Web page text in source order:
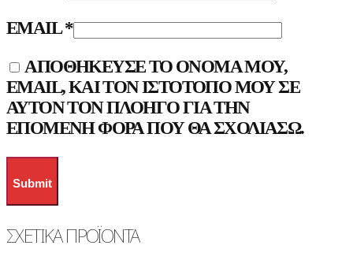
EMAIL*
ΑΠΟΘΉΚΕΥΣΕ ΤΟ ΌΝΟΜΆ ΜΟΥ,
EMAIL, ΚΑΙ ΤΟΝ ΙΣΤΌΤΟΠΟ ΜΟΥ ΣΕ
ΑΥΤΌΝ ΤΟΝ ΠΛΟΗΓΌ ΓΙΑ ΤΗΝ
ΕΠΌΜΕΝΗ ΦΟΡΆ ΠΟΥ ΘΑ ΣΧΟΛΙΆΣΩ.
ΣΧΕΤΙΚΆ ΠΡΟΪΌΝΤΑ